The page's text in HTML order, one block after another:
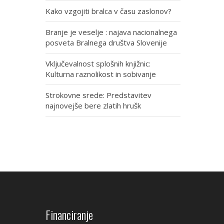
Kako vzgojiti bralca v času zaslonov?
Branje je veselje : najava nacionalnega
posveta Bralnega društva Slovenije
Vključevalnost splošnih knjižnic:
Kulturna raznolikost in sobivanje
Strokovne srede: Predstavitev
najnovejše bere zlatih hrušk
Financiranje